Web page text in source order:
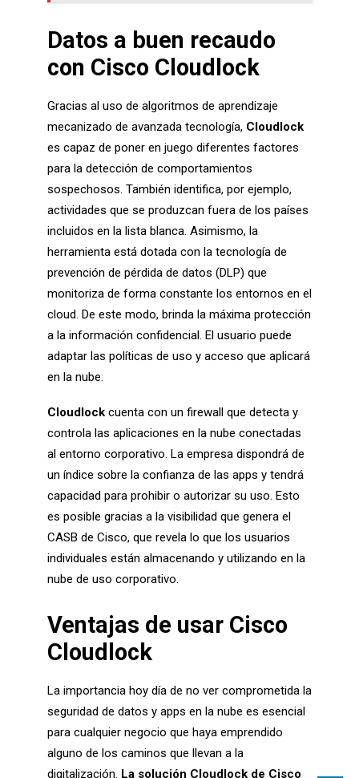
Datos a buen recaudo
con Cisco Cloudlock
Gracias al uso de algoritmos de aprendizaje
mecanizado de avanzada tecnología, Cloudlock
es capaz de poner en juego diferentes factores
para la detección de comportamientos
sospechosos. También identifica, por ejemplo,
actividades que se produzcan fuera de los países
incluidos en la lista blanca. Asimismo, la
herramienta está dotada con la tecnología de
prevención de pérdida de datos (DLP) que
monitoriza de forma constante los entornos en el
cloud. De este modo, brinda la máxima protección
a la información confidencial. El usuario puede
adaptar las políticas de uso y acceso que aplicará
en la nube.
Cloudlockcuenta con un firewall que detecta y
controla las aplicaciones en la nube conectadas
al entorno corporativo. La empresa dispondrá de
un índice sobre la confianza de las apps y tendrá
capacidad para prohibir o autorizar su uso. Esto
es posible gracias a la visibilidad que genera el
CASB de Cisco, que revela lo que los usuarios
individuales están almacenando y utilizando en la
nube de uso corporativo.
Ventajas de usar Cisco
Cloudlock
La importancia hoy día de no ver comprometida la
seguridad de datos y apps en la nube es esencial
para cualquier negocio que haya emprendido
alguno de los caminos que llevan a la
digitalización. La solución Cloudlock de Cisco